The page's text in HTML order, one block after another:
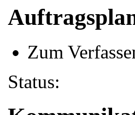
Zum
Status: